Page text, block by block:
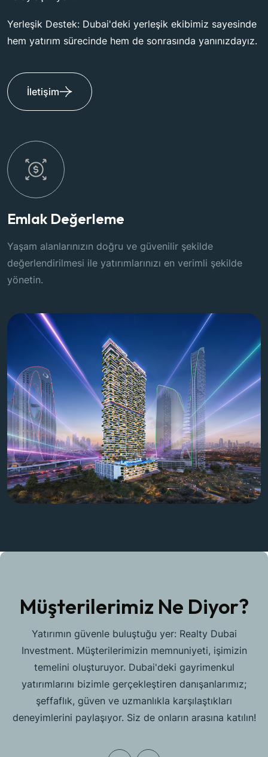
Yerleşik Destek: Dubai'deki yerleşik ekibimiz sayesinde
hem yatırım sürecinde hem de sonrasında yanınızdayız.
İletişim
şekilde
Gayrimenkul Yönetimi
Yıl boyunca maksimum verimlilik
çözümlerimizle mülklerinizi güvenle
Müşterilerimiz Ne Diyor?
Yatırımın güvenle buluştuğu yer: Realty Dubai
Investment. Müşterilerimizin memnuniyeti, işimizin
temelini oluşturuyor. Dubai'deki gayrimenkul
yatırımlarını bizimle gerçekleştiren danışanlarımız;
şeffaflık, güven ve uzmanlıkla karşılaştıkları
deneyimlerini paylaşıyor. Siz de onların arasına katılın!